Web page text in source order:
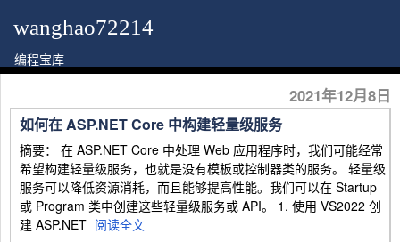
wanghao72214
编程宝库
2021年12月8日
如何在 ASP.NET Core 中构建轻量级服务
摘要： 在 ASP.NET Core 中处理 Web 应用程序时，我们可能经常
希望构建轻量级服务，也就是没有模板或控制器类的服务。 轻量级
服务可以降低资源消耗，而且能够提高性能。我们可以在 Startup
或 Program 类中创建这些轻量级服务或 API。 1. 使用 VS2022 创
建 ASP.NET 阅读全文